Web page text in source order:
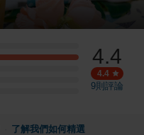
4.4
4.4
9則評論
了解我們如何精選